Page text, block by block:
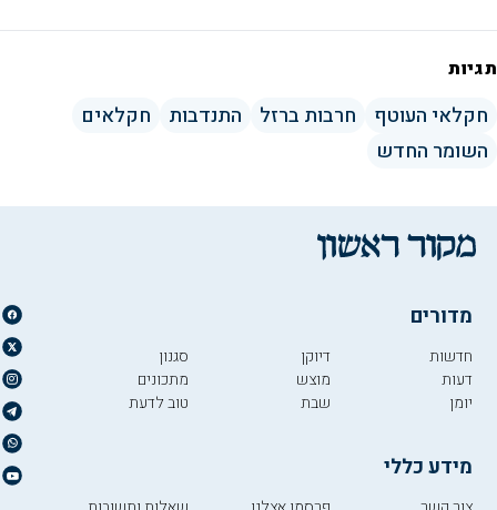
תגיות
חקלאי העוטף חרבות ברזל התנדבות
חקלאים
השומר החדש
מדורים
חדשות
דעות
יומן
דיוקן
מוצש
שבת
סגנון
מתכונים
טוב לדעת
מידע כללי